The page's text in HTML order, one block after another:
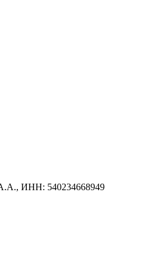
ИНН: 540234668949